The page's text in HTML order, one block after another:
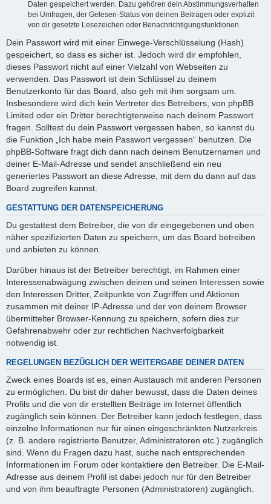
Daten gespeichert werden. Dazu gehören dein Abstimmungsverhalten
bei Umfragen, der Gelesen-Status von deinen Beiträgen oder explizit
von dir gesetzte Lesezeichen oder Benachrichtigungsfunktionen.
Dein Passwort wird mit einer Einwege-Verschlüsselung (Hash)
gespeichert, so dass es sicher ist. Jedoch wird dir empfohlen,
dieses Passwort nicht auf einer Vielzahl von Webseiten zu
verwenden. Das Passwort ist dein Schlüssel zu deinem
Benutzerkonto für das Board, also geh mit ihm sorgsam um.
Insbesondere wird dich kein Vertreter des Betreibers, von phpBB
Limited oder ein Dritter berechtigterweise nach deinem Passwort
fragen. Solltest du dein Passwort vergessen haben, so kannst du
die Funktion „Ich habe mein Passwort vergessen“ benutzen. Die
phpBB-Software fragt dich dann nach deinem Benutzernamen und
deiner E-Mail-Adresse und sendet anschließend ein neu
generiertes Passwort an diese Adresse, mit dem du dann auf das
Board zugreifen kannst.
GESTATTUNG DER DATENSPEICHERUNG
Du gestattest dem Betreiber, die von dir eingegebenen und oben
näher spezifizierten Daten zu speichern, um das Board betreiben
und anbieten zu können.
Darüber hinaus ist der Betreiber berechtigt, im Rahmen einer
Interessenabwägung zwischen deinen und seinen Interessen sowie
den Interessen Dritter, Zeitpunkte von Zugriffen und Aktionen
zusammen mit deiner IP-Adresse und der von deinem Browser
übermittelter Browser-Kennung zu speichern, sofern dies zur
Gefahrenabwehr oder zur rechtlichen Nachverfolgbarkeit
notwendig ist.
REGELUNGEN BEZÜGLICH DER WEITERGABE DEINER DATEN
Zweck eines Boards ist es, einen Austausch mit anderen Personen
zu ermöglichen. Du bist dir daher bewusst, dass die Daten deines
Profils und die von dir erstellten Beiträge im Internet öffentlich
zugänglich sein können. Der Betreiber kann jedoch festlegen, dass
einzelne Informationen nur für einen eingeschränkten Nutzerkreis
(z. B. andere registrierte Benutzer, Administratoren etc.) zugänglich
sind. Wenn du Fragen dazu hast, suche nach entsprechenden
Informationen im Forum oder kontaktiere den Betreiber. Die E-Mail-
Adresse aus deinem Profil ist dabei jedoch nur für den Betreiber
und von ihm beauftragte Personen (Administratoren) zugänglich.